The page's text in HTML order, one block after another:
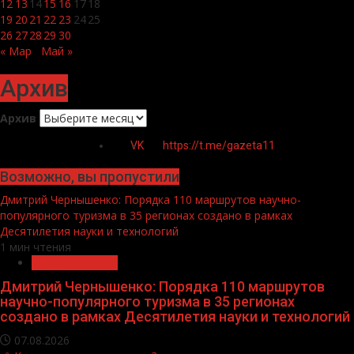
12 13 1415 16 17 18
19 20 21 22 23 2425
26 2728 29 30
« Мар
Май »
Архив
Архив
VK https://t.me/gazeta11
Возможно, вы пропустили
Дмитрий Чернышенко: Порядка 110 маршрутов научно-
популярного туризма в 35 регионах создано в рамках
Десятилетия науки и технологий
1 мин чтения
Дмитрий Чернышенко: Порядка 110 маршрутов
научно-популярного туризма в 35 регионах
создано в рамках Десятилетия науки и технологий
07.08.2026